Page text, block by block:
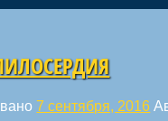
по статьям
7 сентября, 2016